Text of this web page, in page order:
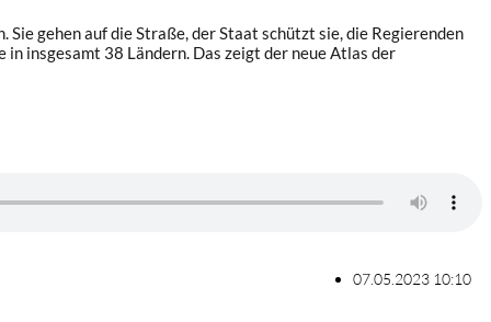
gehen auf die Straße, der Staat schützt sie, die Regierenden
insgesamt 38 Ländern. Das zeigt der neue Atlas der
07.05.2023 10:10